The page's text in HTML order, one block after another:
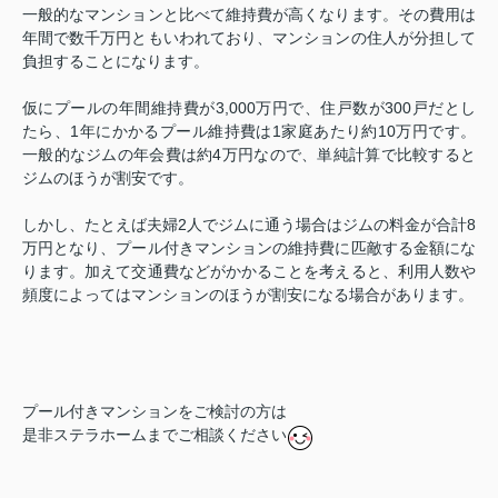
一般的なマンションと比べて維持費が高くなります。その費用は
年間で数千万円ともいわれており、マンションの住人が分担して
負担することになります。
仮にプールの年間維持費が3,000万円で、住戸数が300戸だとし
たら、1年にかかるプール維持費は1家庭あたり約10万円です。
一般的なジムの年会費は約4万円なので、単純計算で比較すると
ジムのほうが割安です。
しかし、たとえば夫婦2人でジムに通う場合はジムの料金が合計8
万円となり、プール付きマンションの維持費に匹敵する金額にな
ります。加えて交通費などがかかることを考えると、利用人数や
頻度によってはマンションのほうが割安になる場合があります。
プール付きマンションをご検討の方は
是非ステラホームまでご相談ください